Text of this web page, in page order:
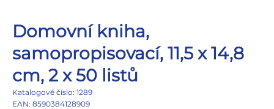
Domovní kniha,
samopropisovací, 11,5 x 14,8
cm, 2 x 50 listů
Katalogové číslo: 1289
EAN: 8590384128909